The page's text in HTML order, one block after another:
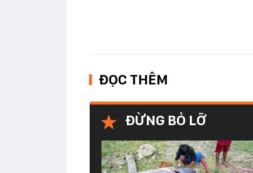
ĐỌC THÊM
ĐỪNG BỎ LỠ